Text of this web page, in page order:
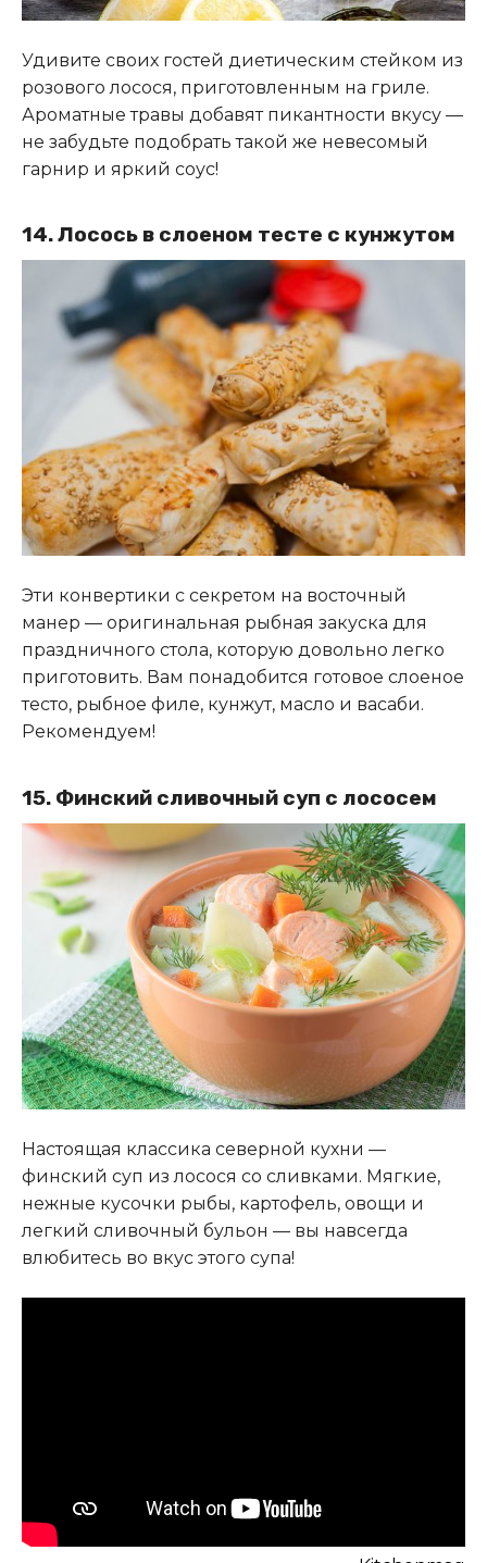
Удивите своих гостей диетическим стейком из
розового лосося, приготовленным на гриле.
Ароматные травы добавят пикантности вкусу —
не забудьте подобрать такой же невесомый
гарнир и яркий соус!
14. Лосось в слоеном тесте с кунжутом
Эти конвертики с секретом на восточный
манер — оригинальная рыбная закуска для
праздничного стола, которую довольно легко
приготовить. Вам понадобится готовое слоеное
тесто, рыбное филе, кунжут, масло и васаби.
Рекомендуем!
15. Финский сливочный суп с лососем
Настоящая классика северной кухни —
финский суп из лосося со сливками. Мягкие,
нежные кусочки рыбы, картофель, овощи и
легкий сливочный бульон — вы навсегда
влюбитесь во вкус этого супа!